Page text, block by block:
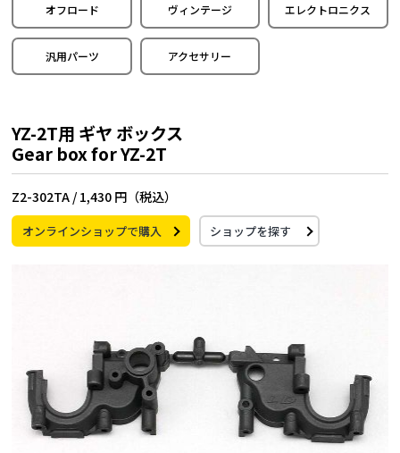
オフロード ヴィンテージ エレクトロニクス
汎用パーツ アクセサリー
YZ-2T用 ギヤ ボックス
Gear box for YZ-2T
Z2-302TA / 1,430 円（税込）
オンラインショップで購入 ショップを探す